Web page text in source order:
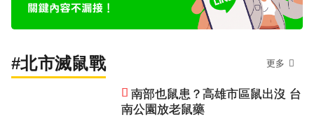
#北市滅鼠戰 更多
南部也鼠患？高雄市區鼠出沒 台
南公園放老鼠藥